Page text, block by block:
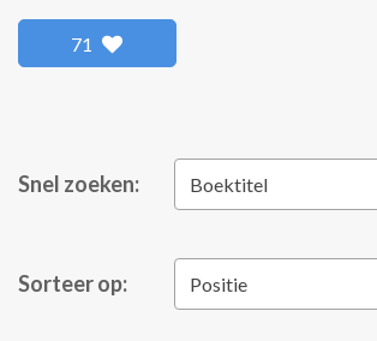
71
Snel zoeken: Boektitel
Sorteer op: Positie